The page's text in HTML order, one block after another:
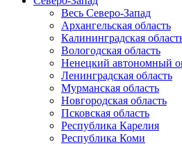
Весь Северо-Запад
Архангельская область
Калининградская
Вологодская область
Ненецкий автономный
Ленинградская область
Мурманская область
Новгородская область
Псковская область
Республика Карелия
Республика Коми